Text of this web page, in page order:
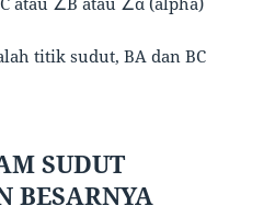
titik sudut, BA dan BC
SUDUT
BESARNYA